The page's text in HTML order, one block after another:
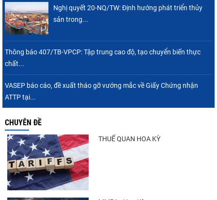
Nguồn cung giảm, giá cá rô phi Trung Quốc
tăng nhẹ, áp lực mới...
Điểm tin thủy sản thế giới ngày 3/8/2026
Nghị quyết 20-NQ/TW: Định hướng phát triển thủy
sản trong...
Thông báo 407/TB-VPCP: Tập trung cao độ, tạo chuyển biến thực
chất...
VASEP báo cáo, đề xuất tháo gỡ vướng mắc về Giấy Chứng nhận
ATTP tại...
CHUYÊN ĐỀ
THUẾ QUAN HOA KỲ